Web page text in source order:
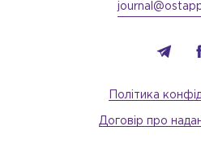
Політика
Договір про